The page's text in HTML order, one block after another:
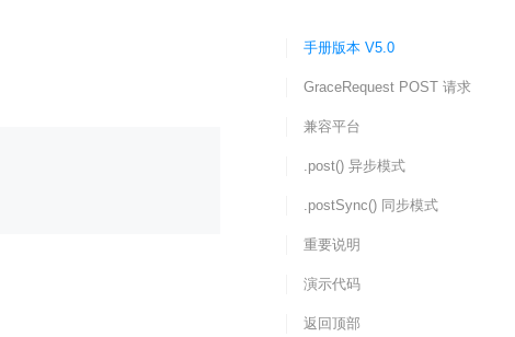
手册版本 V5.0
GraceRequest POST 请求
兼容平台
.post() 异步模式
.postSync() 同步模式
重要说明
演示代码
返回顶部